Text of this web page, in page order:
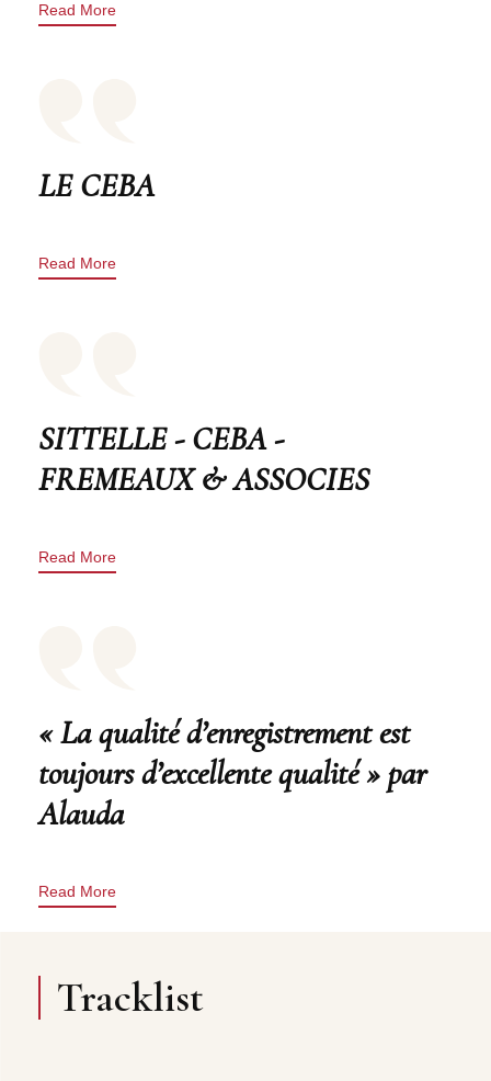
Read More
LE CEBA
Read More
SITTELLE - CEBA -
FREMEAUX & ASSOCIES
Read More
« La qualité d’enregistrement est
toujours d’excellente qualité » par
Alauda
Read More
Tracklist